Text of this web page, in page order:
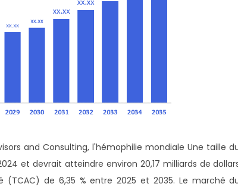
and Consulting, l'hémophilie mondiale Une taille
et devrait atteindre environ 20,17 milliards de
de 6,35 % entre 2025 et 2035. Le marché